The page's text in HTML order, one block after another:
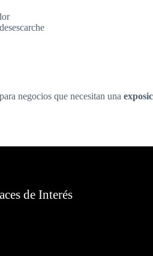
negocios que necesitan una
de Interés